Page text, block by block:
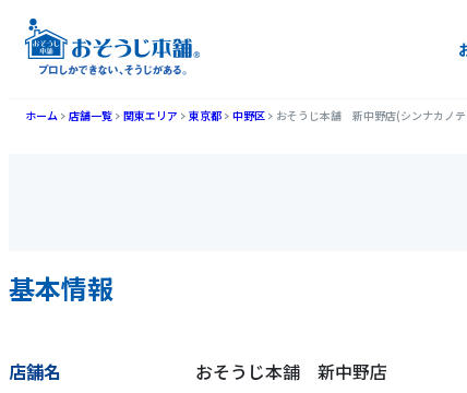
ホーム 店舗一覧 関東エリア 東京都 中野区 おそうじ本舗 新中野店(シンナカノ
基本情報
店舗名 おそうじ本舗 新中野店